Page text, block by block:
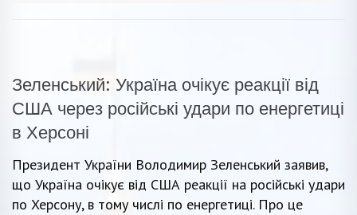
Зеленський: Україна очікує реакції від
США через російські удари по енергетиці
в Херсоні
Президент України Володимир Зеленський заявив,
що Україна очікує від США реакції на російські удари
по Херсону, в тому числі по енергетиці. Про це